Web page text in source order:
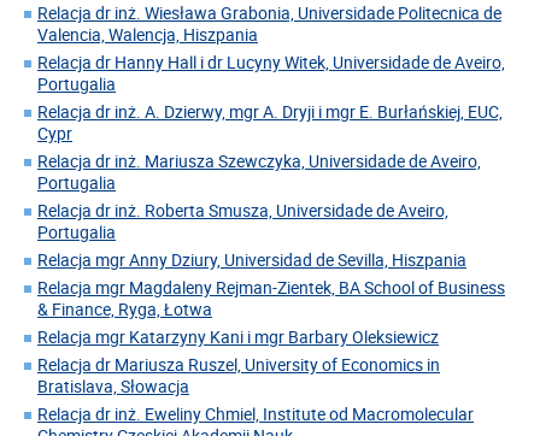
Relacja dr inż. Wiesława Grabonia, Universidade Politecnica de
Valencia, Walencja, Hiszpania
Relacja dr Hanny Hall i dr Lucyny Witek, Universidade de Aveiro,
Portugalia
Relacja dr inż. A. Dzierwy, mgr A. Dryji i mgr E. Burłańskiej, EUC,
Cypr
Relacja dr inż. Mariusza Szewczyka, Universidade de Aveiro,
Portugalia
Relacja dr inż. Roberta Smusza, Universidade de Aveiro,
Portugalia
Relacja mgr Anny Dziury, Universidad de Sevilla, Hiszpania
Relacja mgr Magdaleny Rejman-Zientek, BA School of Business
& Finance, Ryga, Łotwa
Relacja mgr Katarzyny Kani i mgr Barbary Oleksiewicz
Relacja dr Mariusza Ruszel, University of Economics in
Bratislava, Słowacja
Relacja dr inż. Eweliny Chmiel, Institute od Macromolecular